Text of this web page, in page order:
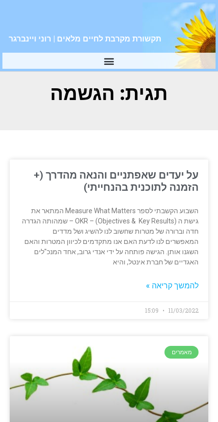
תקשורת מקרבת לחיים מלאים | רוני ויינברגר
תגית: הגשמה
על יעדים שאפתניים והנאה מהדרך (+
הזמנה לתוכנית בהנחייתי)
השבוע הקשבתי לספר Measure What Matters המתאר את
גישת ה OKR – (Objectives & Key Results) – שמהותה הגדרה
חדה וברורה של מטרות שחשוב לנו להשיג ושל מדדים
המאפשרים לנו לדעת האם אנו מתקדמים לכיוון המטרות והאם
השגנו אותן. הגישה פותחה על ידי אנדי גרוב, אחד המנכ"לים
האגדיים של חברת אינטל, והיא
להמשך קריאה »
11/03/2022
מאמרים